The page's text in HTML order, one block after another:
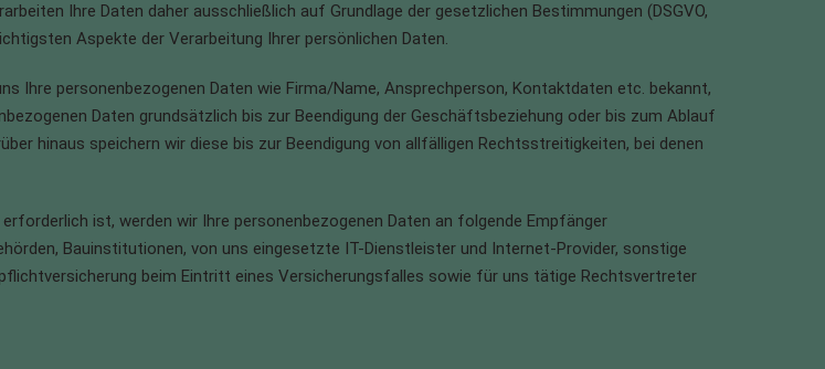
Ihre Daten daher ausschließlich auf Grundlage der gesetzlichen Bestimmungen (DSGVO,
Aspekte der Verarbeitung Ihrer persönlichen Daten.
Ihre personenbezogenen Daten wie Firma/Name, Ansprechperson, Kontaktdaten etc. bekannt,
Daten grundsätzlich bis zur Beendigung der Geschäftsbeziehung oder bis zum Ablauf
hinaus speichern wir diese bis zur Beendigung von allfälligen Rechtsstreitigkeiten, bei denen
ist, werden wir Ihre personenbezogenen Daten an folgende Empfänger
Bauinstitutionen, von uns eingesetzte IT-Dienstleister und Internet-Provider, sonstige
beim Eintritt eines Versicherungsfalles sowie für uns tätige Rechtsvertreter